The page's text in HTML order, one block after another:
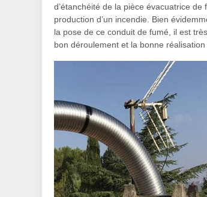
d’étanchéité de la pièce évacuatrice
production d’un incendie. Bien
la pose de ce conduit de fumé, il est
bon déroulement et la bonne